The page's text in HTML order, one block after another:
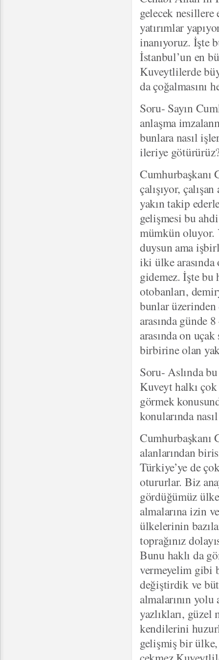
gelecek
yatırımlar
inanıyoruz. İşte
İstanbul’un en
Kuveytlilerde
da çoğalmasını
Soru- Sayın
anlaşma
bunlara nasıl
ileriye
Cumhurbaşkanı
çalışıyor,
yakın takip
gelişmesi bu
mümkün oluyor.
duysun ama
iki ülke
gidemez. İşte
otobanları,
bunlar
arasında günde
arasında on
birbirine olan
Soru- Aslında
Kuveyt halkı
görmek
konularında
alanlarından
Türkiye’ye de
otururlar. Biz
gördüğümüz
almalarına izin
ülkelerinin
toprağınız
Bunu haklı da
vermeyelim gibi
değiştirdik ve
almalarının
yazlıkları,
kendilerini
gelişmiş bir ülke,